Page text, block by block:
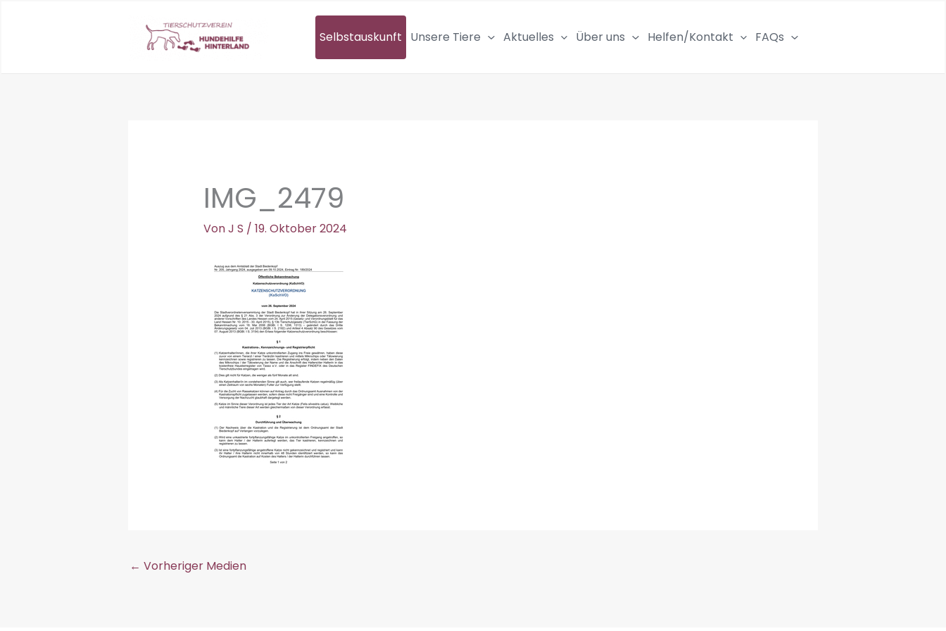
Selbstauskunft Unsere Tiere Aktuelles Über uns Helfen/Kontakt FAQs
IMG_2479
VonJ S / 19. Oktober 2024
← Vorheriger Medien